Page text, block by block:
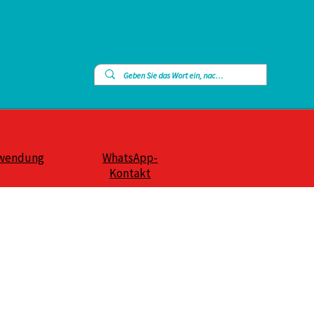
WhatsApp-
Kontakt